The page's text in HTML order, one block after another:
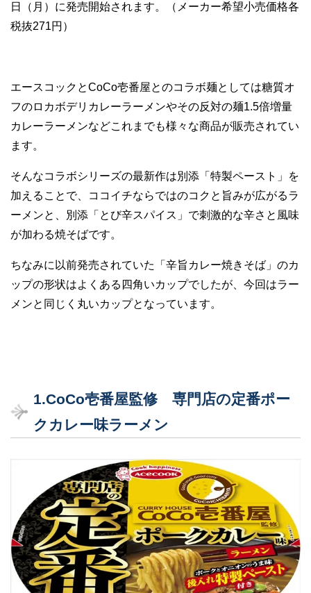
日（月）に発売開始されます。（メーカー希望小売価格各
税抜271円）
エースコックとCoCo壱番屋とのコラボ麺としては糖質オ
フのロカボデリカレーラーメンやその反対の麺1.5倍増量
カレーラーメンなどこれまでも様々な商品が販売されてい
ます。
そんなコラボシリーズの最新作は別添「特製ペースト」を
加えることで、ココイチならではのコクと旨みが広がるラ
ーメンと、別添「とび辛スパイス」で刺激的な辛さと風味
が加わる焼そばです。
ちなみに以前発売されていた「辛旨カレー焼きそば」のカ
ップの形状はよくある四角いカップでしたが、今回はラー
メンと同じく丸いカップとなっています。
1.CoCo壱番屋監修 専門店の定番ポー
クカレー味ラーメン